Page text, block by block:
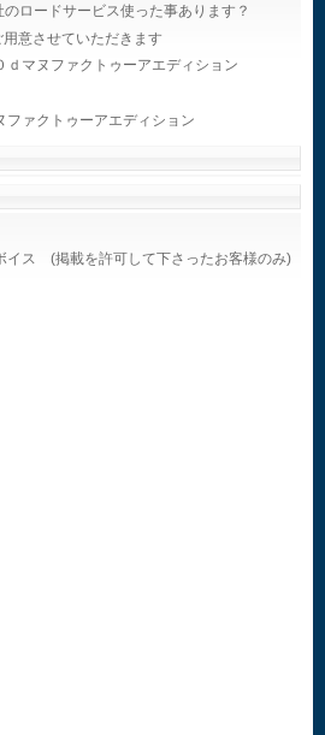
ロードサービス使った事あります？
意させていただきます
ｄマヌファクトゥーアエディション
ファクトゥーアエディション
ス (掲載を許可して下さったお客様のみ)